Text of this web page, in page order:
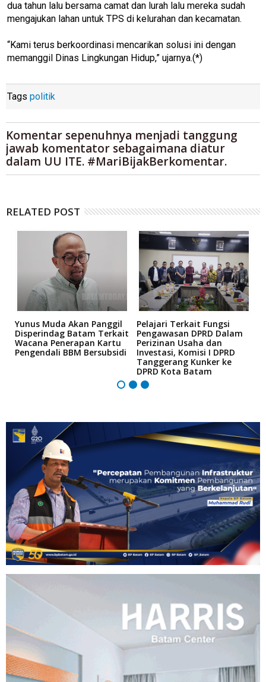
dua tahun lalu bersama camat dan lurah lalu mereka sudah
mengajukan lahan untuk TPS di kelurahan dan kecamatan.
“Kami terus berkoordinasi mencarikan solusi ini dengan
memanggil Dinas Lingkungan Hidup,” ujarnya.(*)
Tags politik
Komentar sepenuhnya menjadi tanggung
jawab komentator sebagaimana diatur
dalam UU ITE. #MariBijakBerkomentar.
RELATED POST
Yunus Muda Akan Panggil
Disperindag Batam Terkait
Wacana Penerapan Kartu
Pengendali BBM Bersubsidi
Pelajari Terkait Fungsi
Pengawasan DPRD Dalam
Perizinan Usaha dan
Investasi, Komisi I DPRD
Tanggerang Kunker ke
DPRD Kota Batam